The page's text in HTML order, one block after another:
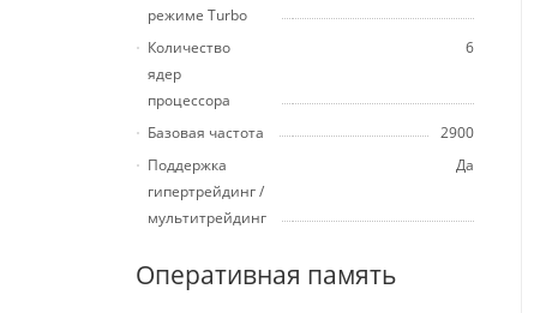
режиме Turbo
Количество
ядер
процессора
6
Базовая частота
2900
Поддержка
гипертрейдинг /
мультитрейдинг
Да
Оперативная память